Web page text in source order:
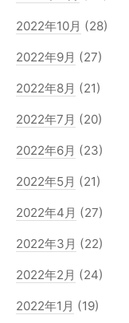
2022年10月 (28)
2022年9月 (27)
2022年8月 (21)
2022年7月 (20)
2022年6月 (23)
2022年5月 (21)
2022年4月 (27)
2022年3月 (22)
2022年2月 (24)
2022年1月 (19)